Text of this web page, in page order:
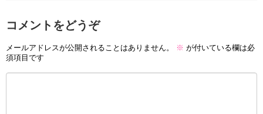
コメントをどうぞ
メールアドレスが公開されることはありません。 ※ が付いている欄は必
須項目です